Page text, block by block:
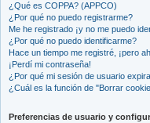
¿Qué es COPPA? (APPCO)
¿Por qué no puedo registrarme?
Me he registrado ¡y no me puedo
¿Por qué no puedo identificarme?
Hace un tiempo me registré, ¡pero
¡Perdí mi contraseña!
¿Por qué mi sesión de usuario
¿Cuál es la función de "Borrar
Preferencias de usuario y